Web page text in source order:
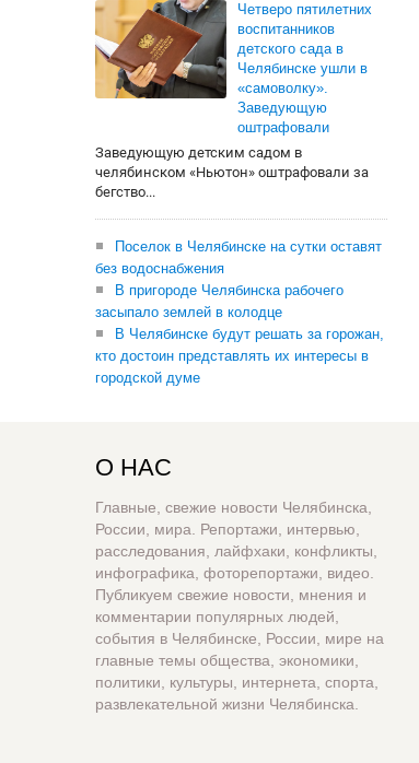
Четверо пятилетних
воспитанников
детского сада в
Челябинске ушли в
«самоволку».
Заведующую
оштрафовали
Заведующую детским садом в
челябинском «Ньютон» оштрафовали за
бегство...
Поселок в Челябинске на сутки оставят
без водоснабжения
В пригороде Челябинска рабочего
засыпало землей в колодце
В Челябинске будут решать за горожан,
кто достоин представлять их интересы в
городской думе
О НАС
Главные, свежие новости Челябинска,
России, мира. Репортажи, интервью,
расследования, лайфхаки, конфликты,
инфографика, фоторепортажи, видео.
Публикуем свежие новости, мнения и
комментарии популярных людей,
события в Челябинске, России, мире на
главные темы общества, экономики,
политики, культуры, интернета, спорта,
развлекательной жизни Челябинска.